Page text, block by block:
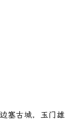
塞古城，玉门雄